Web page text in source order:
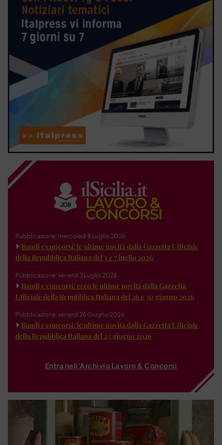
Pubblicazione: mercoledì 8 Luglio 2026
Bandi e concorsi: le ultime novità dalla Gazzetta Ufficiale
della Repubblica Italiana del 3 e 7 luglio 2026
Pubblicazione: venerdì 3 Luglio 2026
Bandi e concorsi: ecco le ultime novità dalla Gazzetta
Ufficiale della Repubblica Italiana del 26 e 30 giugno 2026
Pubblicazione: venerdì 26 Giugno 2026
Bandi e concorsi: le ultime novità dalla Gazzetta Ufficiale
della Repubblica Italiana del 23 giugno 2026
Entra nell'Archivio Lavoro & Concorsi